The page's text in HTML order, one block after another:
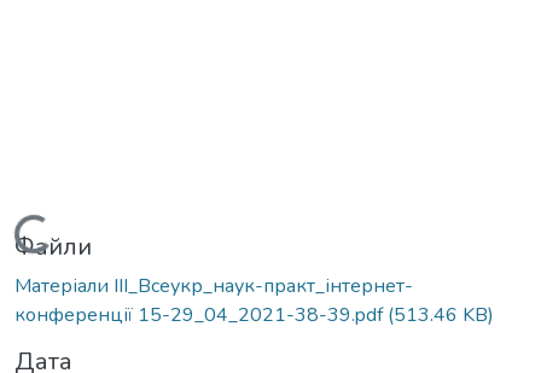
Вантажиться...
Файли
Матеріали IІI_Всеукр_наук-практ_інтернет-
конференції 15-29_04_2021-38-39.pdf(513.46 KB)
Дата